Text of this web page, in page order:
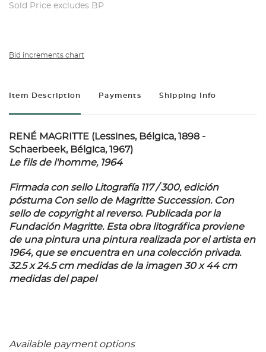
Sold Price excludes BP
Bid increments chart
Item Description Payments Shipping Info
RENÉ MAGRITTE (Lessines, Bélgica, 1898 -
Schaerbeek, Bélgica, 1967)
Le fils de l'homme, 1964
Firmada con sello Litografía 117 / 300, edición
póstuma Con sello de Magritte Succession. Con
sello de copyright al reverso. Publicada por la
Fundación Magritte. Esta obra litográfica proviene
de una pintura una pintura realizada por el artista en
1964, que se encuentra en una colección privada.
32.5 x 24.5 cm medidas de la imagen 30 x 44 cm
medidas del papel
Available payment options